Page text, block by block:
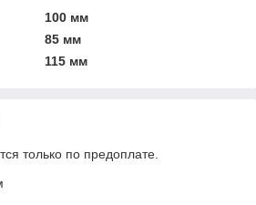
100 мм
85 мм
115 мм
только по предоплате.